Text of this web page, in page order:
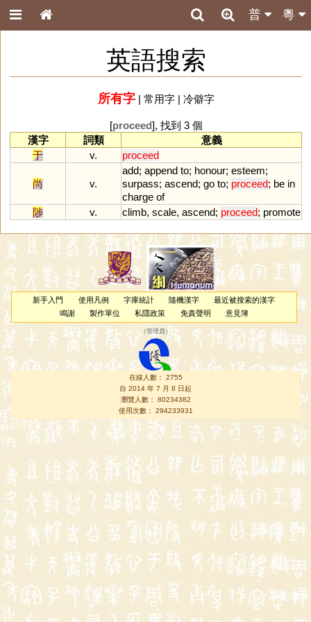
粵
普
英語搜索
所有字| 常用字| 冷僻字
[proceed], 找到 3 個
漢字
詞類
意義
于
v. proceed
尚 v.
add; append to; honour; esteem;
surpass; ascend; go to; proceed; be in
charge of
陟
v. climb, scale, ascend; proceed; promote
新手入門 使用凡例 字庫統計 隨機漢字
最近被搜索的漢字
鳴謝
製作單位 私隱政策 免責聲明 意見簿
（管理員 ）
在線人數： 2755
自 2014 年 7 月 8 日起
瀏覽人數： 80234382
使用次數： 294233931